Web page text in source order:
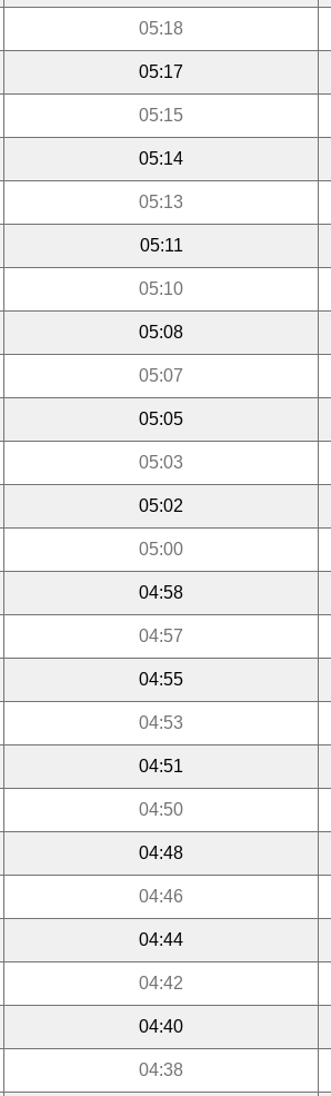
05:18
05:17
05:15
05:14
05:13
05:11
05:10
05:08
05:07
05:05
05:03
05:02
05:00
04:58
04:57
04:55
04:53
04:51
04:50
04:48
04:46
04:44
04:42
04:40
04:38